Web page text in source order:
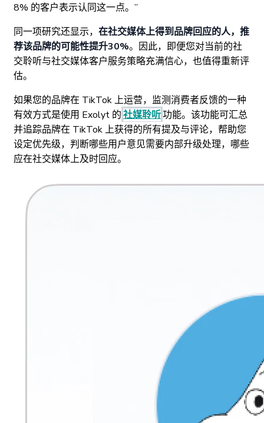
8% 的客户表示认同这一点。”
同一项研究还显示， 在社交媒体上得到品牌回应的人，推
荐该品牌的可能性提升30%。因此，即便您对当前的社
交聆听与社交媒体客户服务策略充满信心，也值得重新评
估。
如果您的品牌在 TikTok 上运营，监测消费者反馈的一种
有效方式是使用 Exolyt 的社媒聆听功能。该功能可汇总
并追踪品牌在 TikTok 上获得的所有提及与评论，帮助您
设定优先级，判断哪些用户意见需要内部升级处理，哪些
应在社交媒体上及时回应。